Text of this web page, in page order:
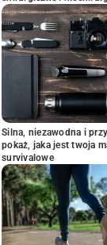
Silna, niezawodna i
pokaż, jaka jest twoja
survivalowe